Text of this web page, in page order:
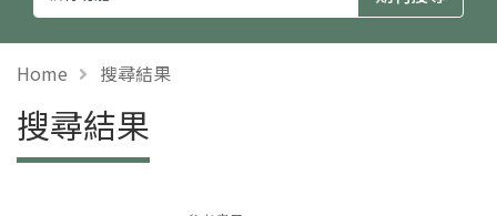
Home 搜尋結果
搜尋結果